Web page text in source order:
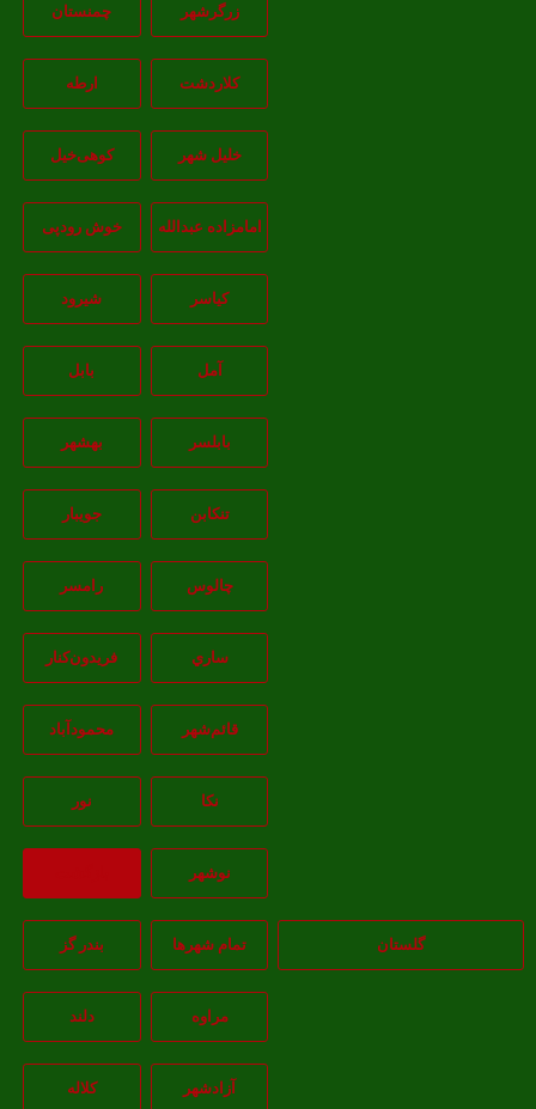
زرگرشهر چمنستان
کلاردشت
خلیل شهر کوهی‌خیل
امامزاده عبدالله خوش رودپی
کیاسر شیرود
بابلسر بهشهر
تنکابن جويبار
چالوس رامسر
ساري فريدون‌کنار
قائم‌شهر محمودآباد
نوشهر
گلستان تمام شهر‌ها بندر گز
مراوه
آزادشهر